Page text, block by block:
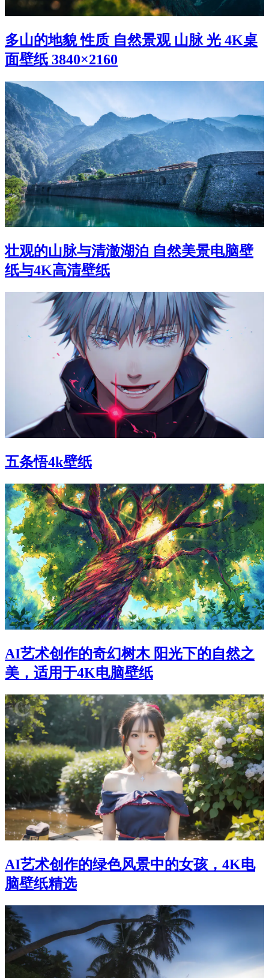
多山的地貌 性质 自然景观 山脉 光 4K桌
面壁纸 3840×2160
壮观的山脉与清澈湖泊 自然美景电脑壁
纸与4K高清壁纸
五条悟4k壁纸
AI艺术创作的奇幻树木 阳光下的自然之
美，适用于4K电脑壁纸
AI艺术创作的绿色风景中的女孩，4K电
脑壁纸精选